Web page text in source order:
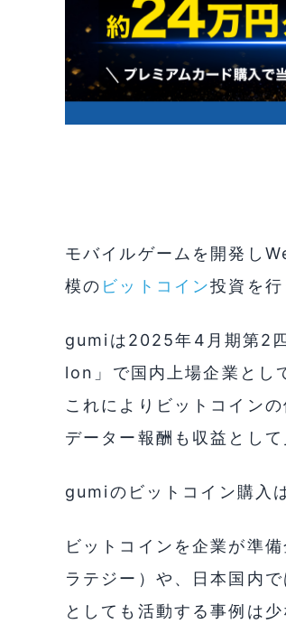
モバイルゲームを開発し
模の ビットコイン投資を行
gumiは2025年4月期第2
lon」で国内上場企業とし
これによりビットコイン
データー報酬も収益とし
gumiのビットコイン購入
ビットコインを企業が準
ラテジー）や、日本国内で
としても活動する事例は